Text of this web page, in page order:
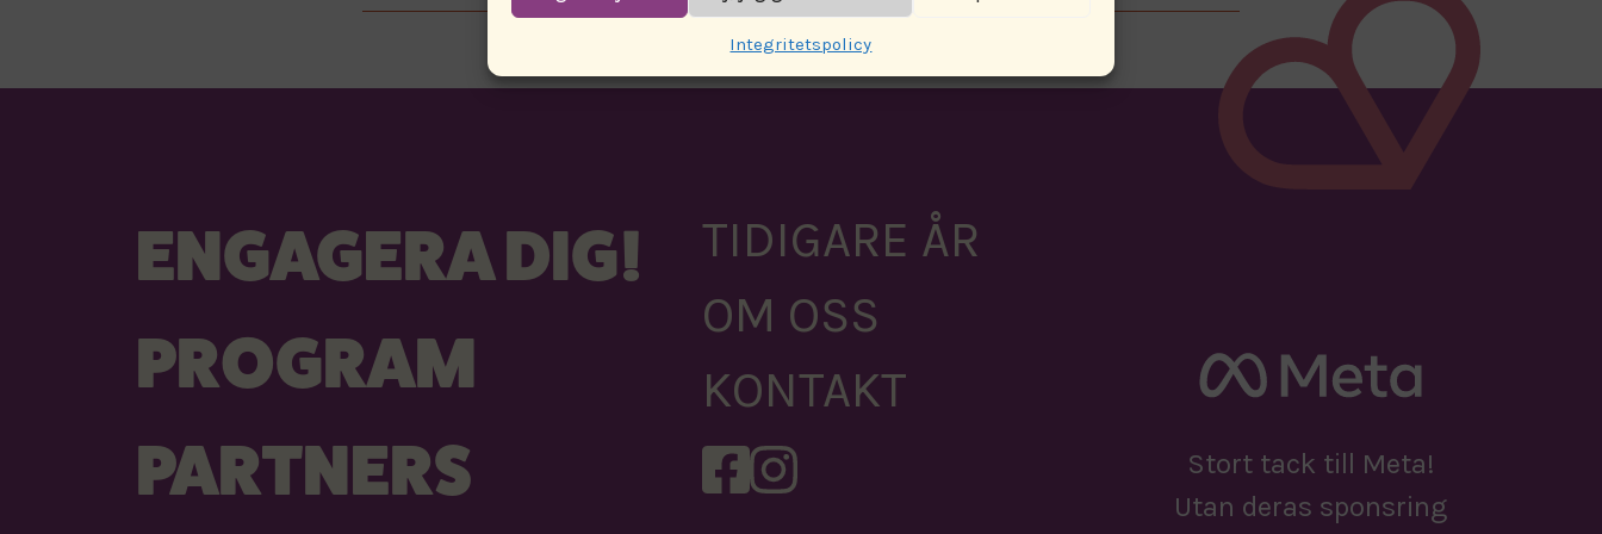
Integritetspolicy
ENGAGERA DIG!
PROGRAM
PARTNERS
TIDIGARE ÅR
OM OSS
KONTAKT
Stort tack till Meta!
Utan deras sponsring